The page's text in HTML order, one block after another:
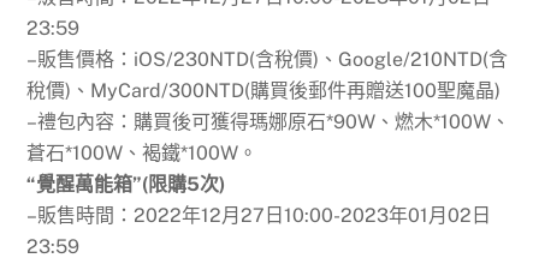
23:59
–販售價格：iOS/230NTD(含稅價)、Google/210NTD(含
稅價)、MyCard/300NTD(購買後郵件再贈送100聖魔晶)
–禮包內容：購買後可獲得瑪娜原石*90W、燃木*100W、
蒼石*100W、褐鐵*100W。
“覺醒萬能箱”(限購5次)
–販售時間：2022年12月27日10:00-2023年01月02日
23:59